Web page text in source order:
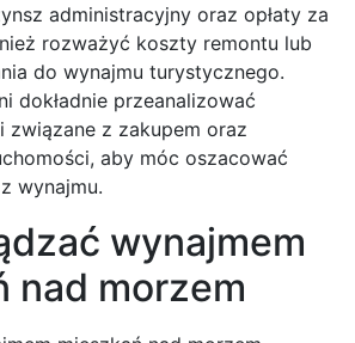
administracyjny oraz opłaty za
rozważyć koszty remontu lub
do wynajmu turystycznego.
dokładnie przeanalizować
z zakupem oraz
aby móc oszacować
wynajmu.
wynajmem
nad morzem